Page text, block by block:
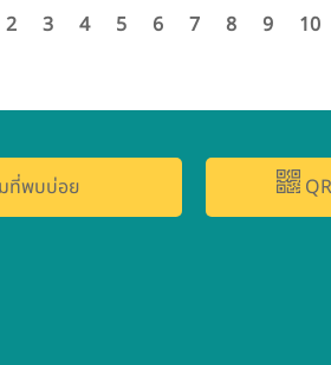
กกระทรวงการอุ
2 3 4 5 6 7 8 9 10
ที่พบบ่อย